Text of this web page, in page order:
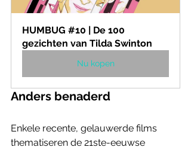
HUMBUG #10 | De 100
gezichten van Tilda Swinton
Nu kopen
Anders benaderd
Enkele recente, gelauwerde films
thematiseren de 21ste-eeuwse